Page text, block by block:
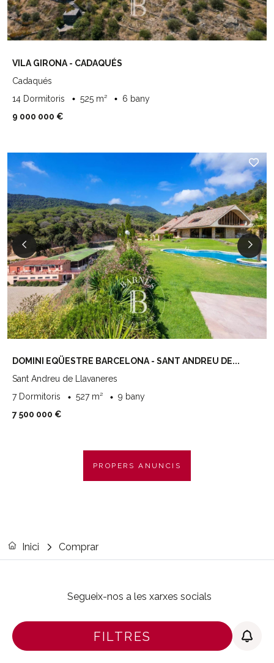
FILTRES
VILA GIRONA - CADAQUÉS
Cadaqués
14 Dormitoris
525 m²
6 bany
9 000 000 €
DOMINI EQÜESTRE BARCELONA - SANT ANDREU DE...
Sant Andreu de Llavaneres
7 Dormitoris
527 m²
9 bany
7 500 000 €
PROPERS ANUNCIS
Inici Comprar
Segueix-nos a les xarxes socials